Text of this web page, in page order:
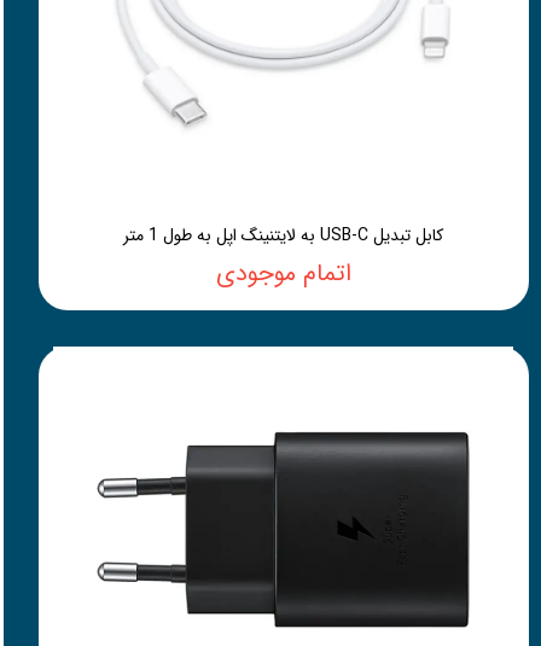
کابل تبدیل USB-C به لایتنینگ اپل به طول 1 متر
اتمام موجودی